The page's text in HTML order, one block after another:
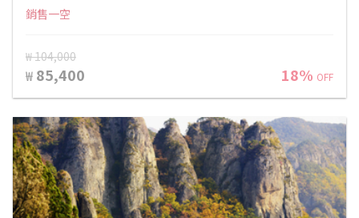
銷售一空
₩ 104,000
₩ 85,400 18% OFF